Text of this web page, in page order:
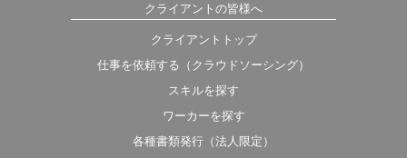
クライアントの皆様へ
クライアントトップ
仕事を依頼する（クラウドソーシング）
スキルを探す
ワーカーを探す
各種書類発行（法人限定）